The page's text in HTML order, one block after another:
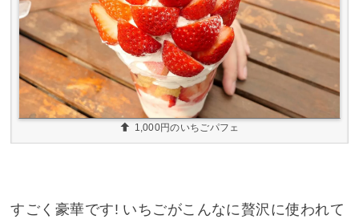
1,000円のいちごパフェ
すごく豪華です! いちごがこんなに贅沢に使われて